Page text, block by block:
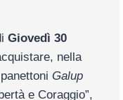
Giovedì 30
nella
Galup
e Coraggio”,